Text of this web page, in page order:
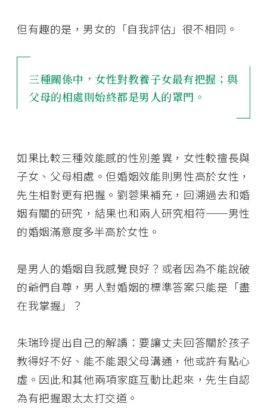
但有趣的是，男女的「自我評估」很不相同。
三種關係中，女性對教養子女最有把握；與
父母的相處則始終都是男人的罩門。
如果比較三種效能感的性別差異，女性較擅長與
子女、父母相處。但婚姻效能則男性高於女性，
先生相對更有把握。劉蓉果補充，回溯過去和婚
姻有關的研究，結果也和兩人研究相符──男性
的婚姻滿意度多半高於女性。
是男人的婚姻自我感覺良好？或者因為不能說破
的爺們自尊，男人對婚姻的標準答案只能是「盡
在我掌握」？
朱瑞玲提出自己的解讀：要讓丈夫回答關於孩子
教得好不好、能不能跟父母溝通，他或許有點心
虛。因此和其他兩項家庭互動比起來，先生自認
為有把握跟太太打交道。